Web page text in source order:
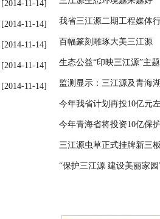
[2014-11-14]
[2014-11-14]
[2014-11-14]
[2014-11-14]
[2014-11-14]